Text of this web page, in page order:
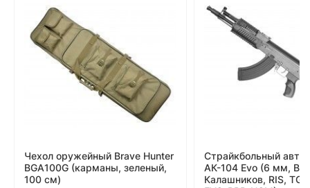
Чехол оружейный Brave Hunter
BGA100G (карманы, зеленый,
100 см)
Страйкбольный
АК-104 Evo (6 мм,
Калашников, RIS,